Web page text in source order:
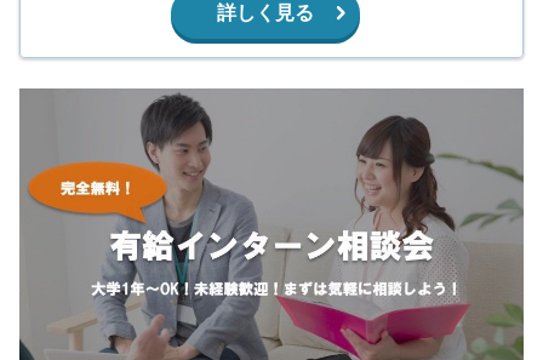
詳しく見る